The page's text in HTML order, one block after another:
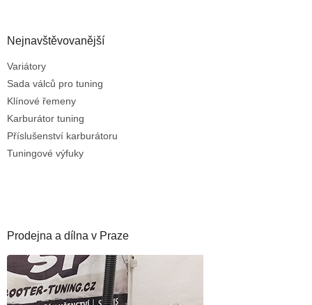
Nejnavštěvovanější
Variátory
Sada válců pro tuning
Klínové řemeny
Karburátor tuning
Příslušenství karburátoru
Tuningové výfuky
Prodejna a dílna v Praze